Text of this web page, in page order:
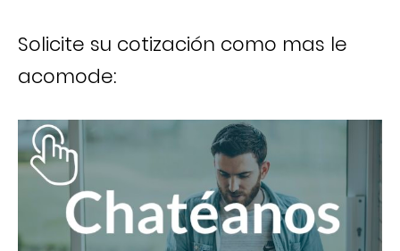
Solicite su cotización como mas le
acomode: